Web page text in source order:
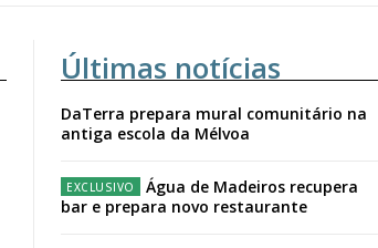
Últimas notícias
DaTerra prepara mural comunitário na
antiga escola da Mélvoa
Água de Madeiros recupera
bar e prepara novo restaurante